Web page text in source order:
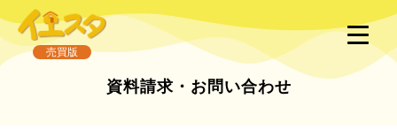
売買版
資料請求・お問い合わせ